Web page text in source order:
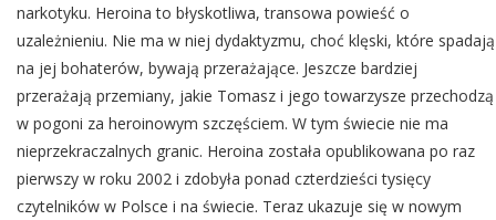
narkotyku. Heroina to błyskotliwa, transowa powieść o
uzależnieniu. Nie ma w niej dydaktyzmu, choć klęski, które spadają
na jej bohaterów, bywają przerażające. Jeszcze bardziej
przerażają przemiany, jakie Tomasz i jego towarzysze przechodzą
w pogoni za heroinowym szczęściem. W tym świecie nie ma
nieprzekraczalnych granic. Heroina została opublikowana po raz
pierwszy w roku 2002 i zdobyła ponad czterdzieści tysięcy
czytelników w Polsce i na świecie. Teraz ukazuje się w nowym